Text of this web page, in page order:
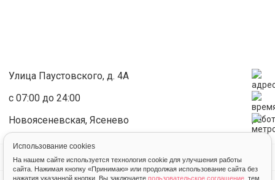
Использование cookies
На нашем сайте используется технология cookie для улучшения работы
сайта. Нажимая кнопку «Принимаю» или продолжая использование сайта без
нажатия указанной кнопки, Вы заключаете пользовательское соглашение , тем
Улица Паустовского, д. 4А
с 07:00 до 24:00
Новоясеневская, Ясенево
КОНТАКТЫ